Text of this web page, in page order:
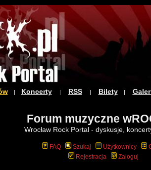
| Koncerty| RSS| Bilety|
Forum muzyczne
Wrocław Rock Portal - dyskusje,
FAQ Szukaj Użytkownicy
Rejestracja
Zaloguj